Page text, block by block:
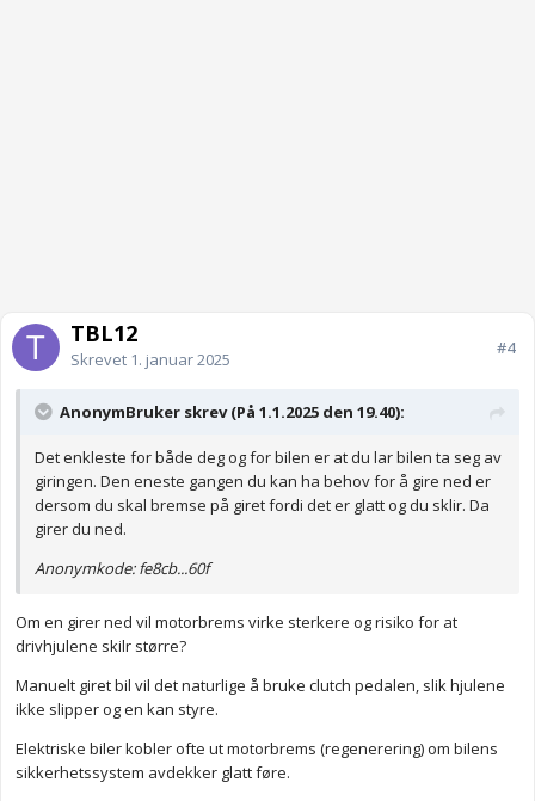
TBL12
Skrevet 1. januar 2025
#4
AnonymBruker skrev (På 1.1.2025 den 19.40):
Det enkleste for både deg og for bilen er at du lar bilen ta seg av
giringen. Den eneste gangen du kan ha behov for å gire ned er
dersom du skal bremse på giret fordi det er glatt og du sklir. Da
girer du ned.
Anonymkode: fe8cb...60f
Om en girer ned vil motorbrems virke sterkere og risiko for at
drivhjulene skilr større?
Manuelt giret bil vil det naturlige å bruke clutch pedalen, slik hjulene
ikke slipper og en kan styre.
Elektriske biler kobler ofte ut motorbrems (regenerering) om bilens
sikkerhetssystem avdekker glatt føre.